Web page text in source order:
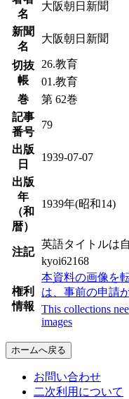
名
大阪朝日新聞
新聞
名
大阪朝日新聞
切抜
帳
26.教育
01.教育
巻
第 62巻
記事
番号
79
出版
日
1939-07-07
出版
年
（和
暦）
1939年(昭和14)
注記
英語タイトルは
kyoi62168
権利
情報
本資料の画像を
は、事前の申請
This collections
images
ホームへ戻る
お問い合わせ
二次利用について